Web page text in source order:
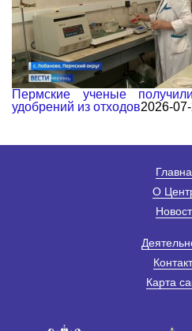
Пермские ученые
удобрений из отходов2026-
О
Карта